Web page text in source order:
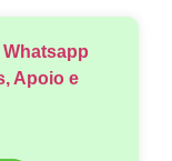
Apoio e